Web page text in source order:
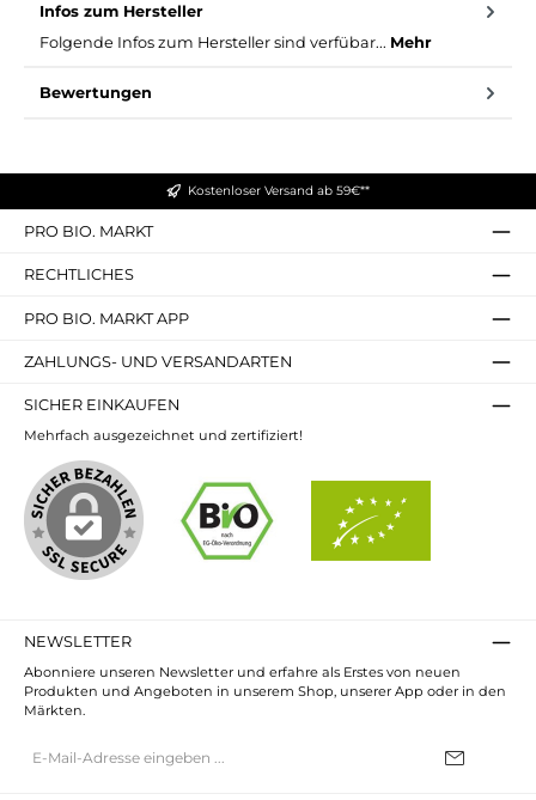
Infos zum Hersteller
Folgende Infos zum Hersteller sind verfübar... Mehr
Bewertungen
Kostenloser Versand ab 59€**
PRO BIO. MARKT
RECHTLICHES
PRO BIO. MARKT APP
ZAHLUNGS- UND VERSANDARTEN
SICHER EINKAUFEN
Mehrfach ausgezeichnet und zertifiziert!
NEWSLETTER
Abonniere unseren Newsletter und erfahre als Erstes von neuen
Produkten und Angeboten in unserem Shop, unserer App oder in den
Märkten.
Mail-